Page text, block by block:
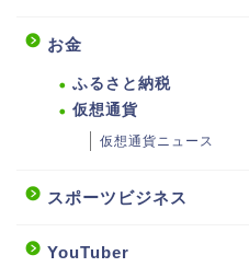
お金
ふるさと納税
仮想通貨
仮想通貨ニュース
スポーツビジネス
YouTuber